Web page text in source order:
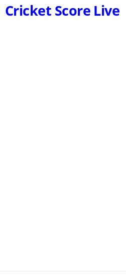
Cricket Score Live